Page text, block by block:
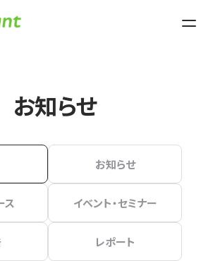
お知らせ
お知らせ
ス イベント・セミナー
レポート